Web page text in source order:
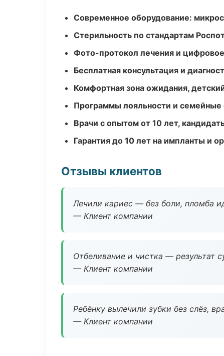
Современное оборудование:
Стерильность по стандартам
Фото-протокол лечения и
Бесплатная консультация и
Комфортная зона ожидания,
Программы лояльности и семейные
Врачи с опытом от 10 лет,
Гарантия до 10 лет на импланты и
Отзывы клиентов
Лечили кариес — без боли, пломба
— Клиент компании
Отбеливание и чистка — результат
— Клиент компании
Ребёнку вылечили зубки без слёз,
— Клиент компании